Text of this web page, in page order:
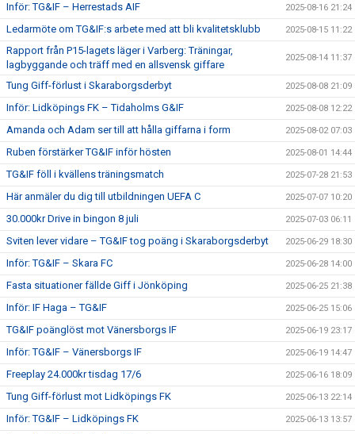
Inför: TG&IF – Herrestads AIF 2025-08-16 21:24
Ledarmöte om TG&IF:s arbete med att bli kvalitetsklubb 2025-08-15 11:22
Rapport från P15-lagets läger i Varberg: Träningar,
lagbyggande och träff med en allsvensk giffare
2025-08-14 11:37
Tung Giff-förlust i Skaraborgsderbyt 2025-08-08 21:09
Inför: Lidköpings FK – Tidaholms G&IF 2025-08-08 12:22
Amanda och Adam ser till att hålla giffarna i form 2025-08-02 07:03
Ruben förstärker TG&IF inför hösten 2025-08-01 14:44
TG&IF föll i kvällens träningsmatch 2025-07-28 21:53
Här anmäler du dig till utbildningen UEFA C 2025-07-07 10:20
30.000kr Drive in bingon 8 juli 2025-07-03 06:11
Sviten lever vidare – TG&IF tog poäng i Skaraborgsderbyt 2025-06-29 18:30
Inför: TG&IF – Skara FC 2025-06-28 14:00
Fasta situationer fällde Giff i Jönköping 2025-06-25 21:38
Inför: IF Haga – TG&IF 2025-06-25 15:06
TG&IF poänglöst mot Vänersborgs IF 2025-06-19 23:17
Inför: TG&IF – Vänersborgs IF 2025-06-19 14:47
Freeplay 24.000kr tisdag 17/6 2025-06-16 18:09
Tung Giff-förlust mot Lidköpings FK 2025-06-13 22:14
Inför: TG&IF – Lidköpings FK 2025-06-13 13:57